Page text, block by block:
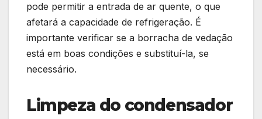
pode permitir a entrada de ar quente, o que
afetará a capacidade de refrigeração. É
importante verificar se a borracha de vedação
está em boas condições e substituí-la, se
necessário.
Limpeza do condensador